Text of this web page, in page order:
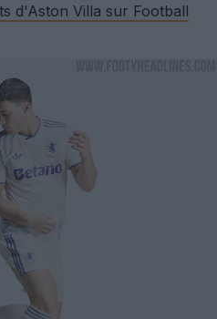
d'Aston Villa sur Football